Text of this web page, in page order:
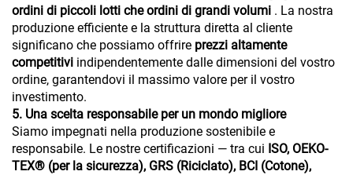
ordini di piccoli lotti che ordini di grandi volumi . La nostra
produzione efficiente e la struttura diretta al cliente
significano che possiamo offrire prezzi altamente
competitivi indipendentemente dalle dimensioni del vostro
ordine, garantendovi il massimo valore per il vostro
investimento.
5. Una scelta responsabile per un mondo migliore
Siamo impegnati nella produzione sostenibile e
responsabile. Le nostre certificazioni — tra cui ISO, OEKO-
TEX® (per la sicurezza), GRS (Riciclato), BCI (Cotone),